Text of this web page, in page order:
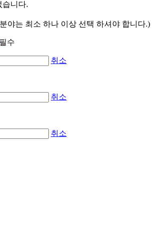
습니다.
야는 최소 하나 이상 선택 하셔야 합니다.)
취소
취소
취소